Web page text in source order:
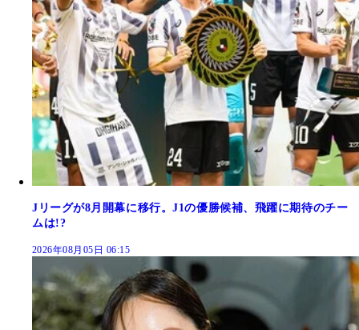
Jリーグが8月開幕に移行。J1の優勝候補、飛躍に期待のチー
ムは!?
2026年08月05日 06:15